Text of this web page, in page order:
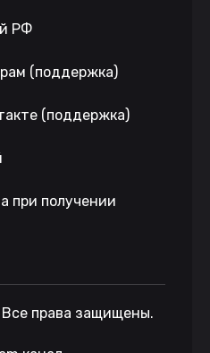
РФ
(поддержка)
(поддержка)
при получении
права защищены.